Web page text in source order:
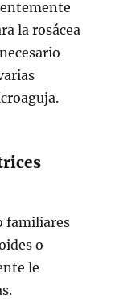
la rosácea
familiares
o
le